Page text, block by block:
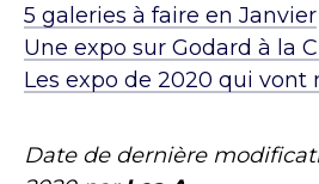
5 galeries à faire en Janvier
Une expo sur Godard à la
Les expo de 2020 qui vont
Date de dernière